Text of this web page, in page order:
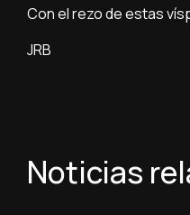
Con el rezo de estas
JRB
Noticias